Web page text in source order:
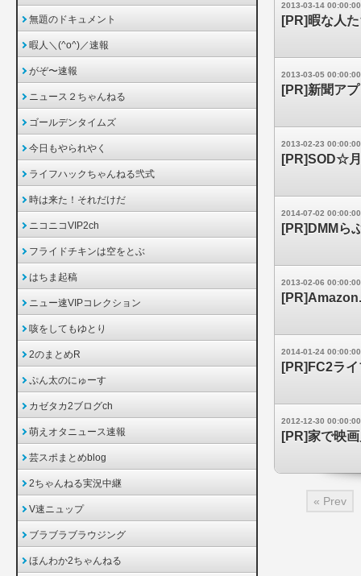
2013-03-14 00:00:00
[PR]暇な人
2013-03-05 00:00:00
[PR]新聞ア
2013-02-23 00:00:00
[PR]SOD☆
2014-07-02 00:00:00
[PR]DMMら
2013-02-06 00:00:00
2014-01-24 00:00:00
[PR]FC2ラ
2012-12-30 00:00:00
[PR]家で映
« Prev
無題のドキュメント
暇人＼(^o^)／速報
がぞ〜速報
ニュース２ちゃんねる
ゴールデンタイムズ
今日もやられやく
ライフハックちゃんねる弐式
時は来た！それだけだ
ニコニコVIP2ch
フライドチキンは空をとぶ
はちま起稿
ニュー速VIPコレクション
咳をしてもゆとり
2のまとめR
ぷん太のにゅーす
カゼタカ2ブログch
萌えオタニュース速報
芸スポまとめblog
2ちゃんねる実況中継
V速ニュップ
ブラブラブラウジング
ほんわか2ちゃんねる